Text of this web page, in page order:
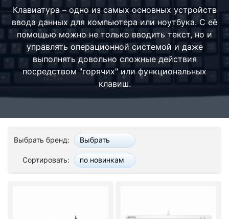
Оборудование Mikrotik
Пылесос
Спикерфон
Модемы ADSL, Wan/Lan Роутеры, Wi-Fi
Серверное оборудование
UPS Источники бесперебойного питания
Клавиатура – одно из самых основных устройств
ввода данных для компьютера или ноутбука. С её
помощью можно не только вводить текст, но и
управлять операционной системой и даже
выполнять довольно сложные действия
посредством "горячих" или функциональных
клавиш.
Выбрать бренд: Выбрать
Сортировать: по новинкам